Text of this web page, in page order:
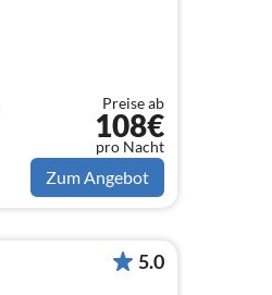
Preise ab
108€
pro Nacht
Zum Angebot
5.0